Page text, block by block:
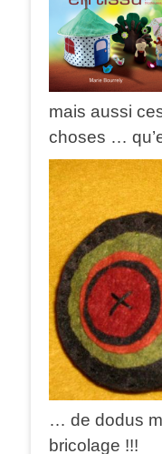
mais aussi
choses …
… de dodus
bricolage !!!